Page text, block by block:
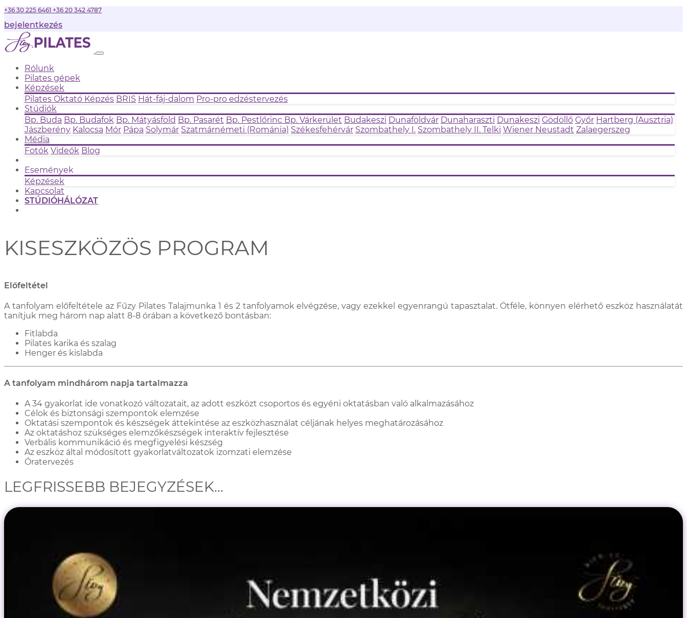
+36 30 225 6461 +36 20 342 4787
bejelentkezés
Rólunk
Pilates gépek
Képzések
Pilates Oktató Képzés BRIS Hát-fáj-dalom Pro-pro edzéstervezés
Stúdiók
Bp. Buda Bp. Budafok Bp. Mátyásföld Bp. Pasarét Bp. Pestlőrinc Bp. Várkerület Budakeszi Dunaföldvár Dunaharaszti Dunakeszi Gödöllő Győr Hartberg (Ausztria)
Jászberény Kalocsa Mór Pápa Solymár Szatmárnémeti (Románia) Székesfehérvár Szombathely I. Szombathely II. Telki Wiener Neustadt Zalaegerszeg
Média
Fotók Videók Blog
Események
Képzések
Kapcsolat
STÚDIÓHÁLÓZAT
KISESZKÖZÖS PROGRAM
Előfeltétel
A tanfolyam előfeltétele az Fűzy Pilates Talajmunka 1 és 2 tanfolyamok elvégzése, vagy ezekkel egyenrangú tapasztalat. Ötféle, könnyen elérhető eszköz használatát
tanítjuk meg három nap alatt 8-8 órában a következő bontásban:
Fitlabda
Pilates karika és szalag
Henger és kislabda
A tanfolyam mindhárom napja tartalmazza
A 34 gyakorlat ide vonatkozó változatait, az adott eszközt csoportos és egyéni oktatásban való alkalmazásához
Célok és biztonsági szempontok elemzése
Oktatási szempontok és készségek áttekintése az eszközhasználat céljának helyes meghatározásához
Az oktatáshoz szükséges elemzőkészségek interaktív fejlesztése
Verbális kommunikáció és megfigyelési készség
Az eszköz által módosított gyakorlatváltozatok izomzati elemzése
Óratervezés
LEGFRISSEBB BEJEGYZÉSEK...